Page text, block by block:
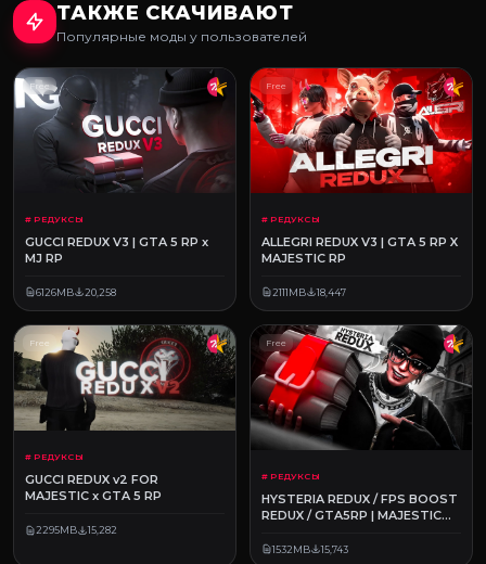
ТАКЖЕ СКАЧИВАЮТ
Популярные моды у пользователей
Free
# РЕДУКСЫ
GUCCI REDUX V3 | GTA 5 RP x
MJ RP
6126MB 20,258
Free
# РЕДУКСЫ
ALLEGRI REDUX V3 | GTA 5 RP X
MAJESTIC RP
2111MB 18,447
Free
# РЕДУКСЫ
GUCCI REDUX v2 FOR
MAJESTIC x GTA 5 RP
2295MB 15,282
Free
# РЕДУКСЫ
HYSTERIA REDUX / FPS BOOST
REDUX / GTA5RP | MAJESTIC
1532MB 15,743